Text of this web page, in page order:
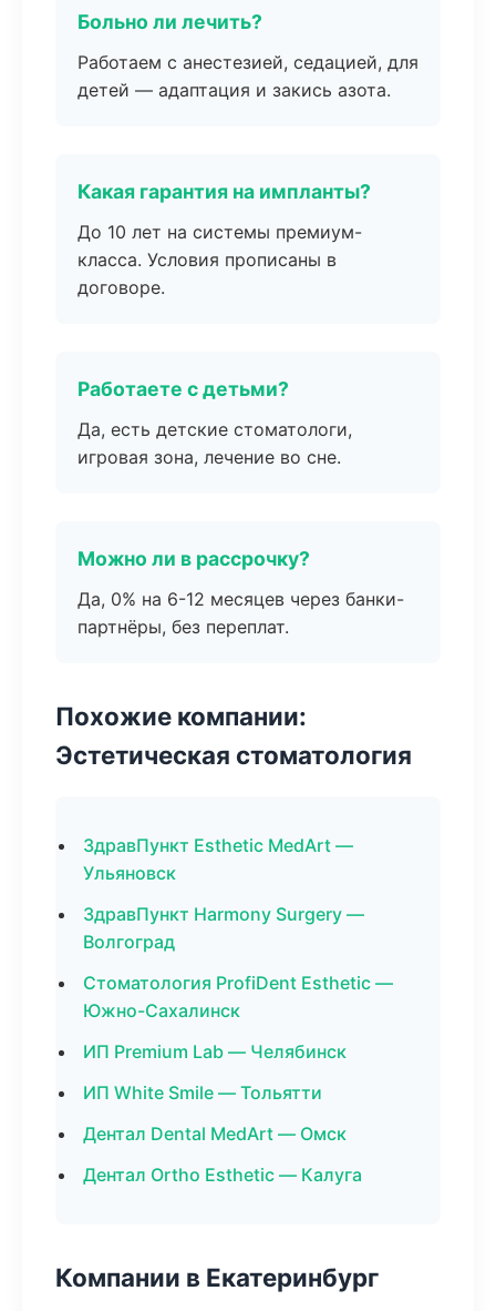
Больно ли лечить?
Работаем с анестезией, седацией, для
детей — адаптация и закись азота.
Какая гарантия на импланты?
До 10 лет на системы премиум-
класса. Условия прописаны в
договоре.
Работаете с детьми?
Да, есть детские стоматологи,
игровая зона, лечение во сне.
Можно ли в рассрочку?
Да, 0% на 6-12 месяцев через банки-
партнёры, без переплат.
Похожие компании:
Эстетическая стоматология
ЗдравПункт Esthetic MedArt —
Ульяновск
ЗдравПункт Harmony Surgery —
Волгоград
Стоматология ProfiDent Esthetic —
Южно-Сахалинск
ИП Premium Lab — Челябинск
ИП White Smile — Тольятти
Дентал Dental MedArt — Омск
Дентал Ortho Esthetic — Калуга
Компании в Екатеринбург